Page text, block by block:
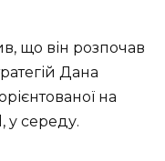
що він розпочав
Дана
на
у середу.